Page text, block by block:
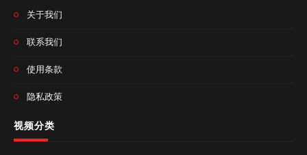
关于我们
联系我们
使用条款
隐私政策
视频分类